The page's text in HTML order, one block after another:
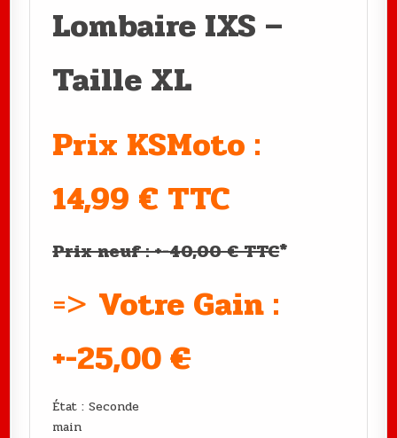
Lombaire IXS –
Taille XL
Prix KSMoto :
14,99 € TTC
Prix neuf : +-40,00 € TTC*
=> Votre Gain :
+-25,00€
État : Seconde
main